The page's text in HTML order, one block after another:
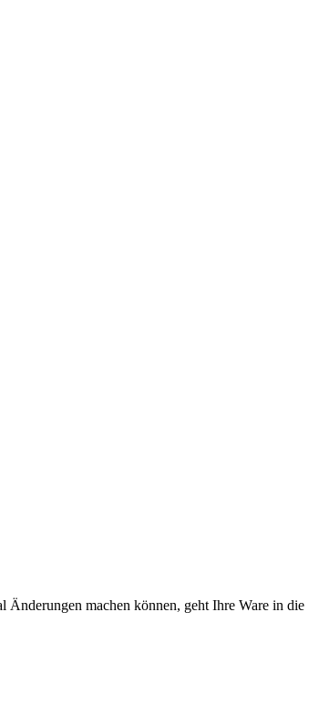
Änderungen machen können, geht Ihre Ware in die